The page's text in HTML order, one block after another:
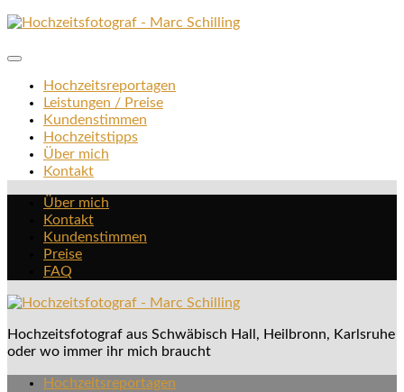
Zum
springen
Hochzeitsreportagen
Leistungen / Preise
Kundenstimmen
Hochzeitstipps
Über mich
Kontakt
Über mich
Kontakt
Kundenstimmen
Preise
FAQ
Hochzeitsfotograf aus Schwäbisch Hall, Heilbronn, Karlsruhe
oder wo immer ihr mich braucht
Hochzeitsreportagen